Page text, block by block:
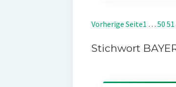
Vorherige Seite1 … 50 51
Stichwort